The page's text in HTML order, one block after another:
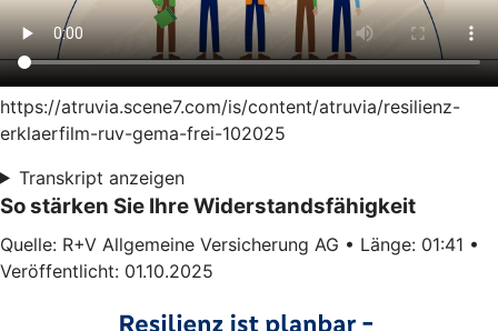
https://atruvia.scene7.com/is/content/atruvia/resilienz-
erklaerfilm-ruv-gema-frei-102025
Transkript anzeigen
So stärken Sie Ihre Widerstandsfähigkeit
Quelle: R+V Allgemeine Versicherung AG • Länge: 01:41 •
Veröffentlicht: 01.10.2025